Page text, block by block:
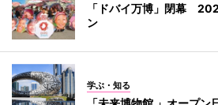
「ドバイ万博」閉幕
ン
学ぶ・知る